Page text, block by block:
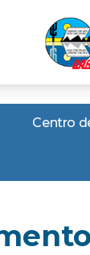
Centro